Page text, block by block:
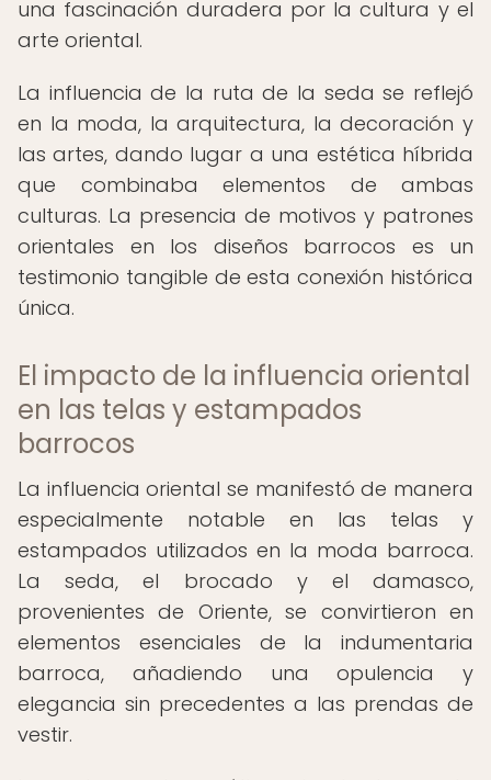
una fascinación duradera por la cultura y el
arte oriental.
La influencia de la ruta de la seda se reflejó
en la moda, la arquitectura, la decoración y
las artes, dando lugar a una estética híbrida
que combinaba elementos de ambas
culturas. La presencia de motivos y patrones
orientales en los diseños barrocos es un
testimonio tangible de esta conexión histórica
única.
El impacto de la influencia oriental
en las telas y estampados
barrocos
La influencia oriental se manifestó de manera
especialmente notable en las telas y
estampados utilizados en la moda barroca.
La seda, el brocado y el damasco,
provenientes de Oriente, se convirtieron en
elementos esenciales de la indumentaria
barroca, añadiendo una opulencia y
elegancia sin precedentes a las prendas de
vestir.